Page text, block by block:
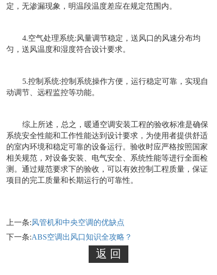
定，无渗漏现象，明温段温度差应在规定范围内。
4.空气处理系统:风量调节稳定，送风口的风速分布均
匀，送风温度和湿度符合设计要求。
5.控制系统:控制系统操作方便，运行稳定可靠，实现自
动调节、远程监控等功能。
综上所述，总之，暖通空调安装工程的验收标准是确保
系统安全性能和工作性能达到设计要求，为使用者提供舒适
的室内环境和稳定可靠的设备运行。验收时应严格按照国家
相关规范，对设备安装、电气安全、系统性能等进行全面检
测。通过规范要求下的验收，可以有效控制工程质量，保证
项目的完工质量和长期运行的可靠性。
上一条:风管机和中央空调的优缺点
下一条:ABS空调出风口知识全攻略？